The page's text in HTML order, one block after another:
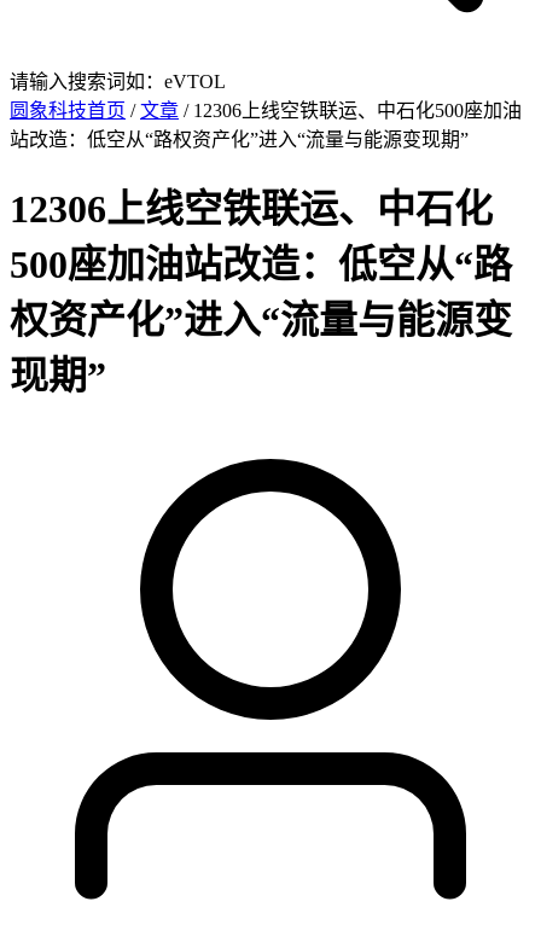
请输入搜索词如：eVTOL
圆象科技首页 /文章 / 12306上线空铁联运、中石化500座加油
站改造：低空从“路权资产化”进入“流量与能源变现期”
12306上线空铁联运、中石化
500座加油站改造：低空从“路
权资产化”进入“流量与能源变
现期”